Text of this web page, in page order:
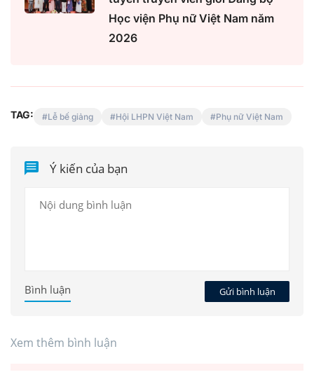
Học viện Phụ nữ Việt Nam năm
2026
TAG: Lễ bế giảng Hội LHPN Việt Nam Phụ nữ Việt Nam
Ý kiến của bạn
Gửi bình luận
Bình luận
Xem thêm bình luận